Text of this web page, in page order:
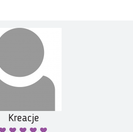
Kreacje